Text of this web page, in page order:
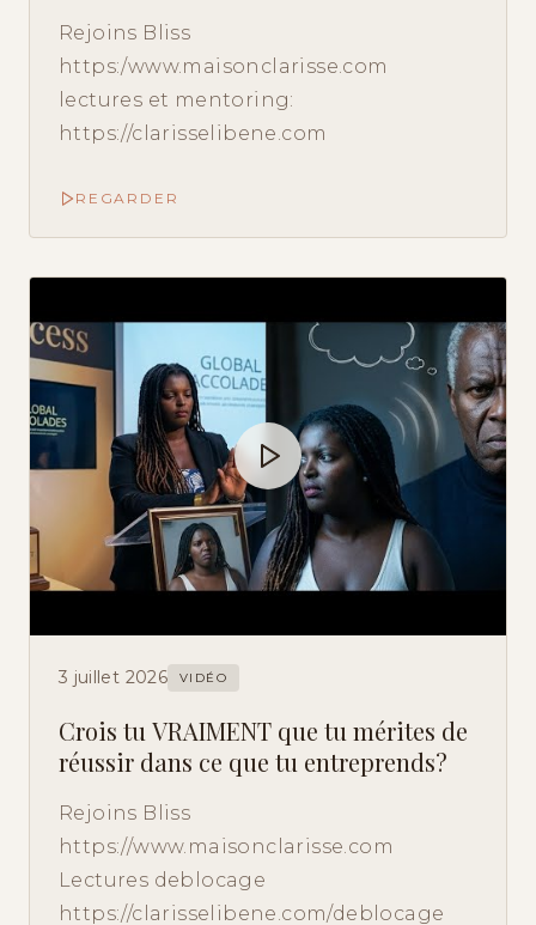
Rejoins Bliss
https:/www.maisonclarisse.com
lectures et mentoring:
https://clarisselibene.com
REGARDER
3 juillet 2026 VIDÉO
Crois tu VRAIMENT que tu mérites de
réussir dans ce que tu entreprends?
Rejoins Bliss
https://www.maisonclarisse.com
Lectures deblocage
https://clarisselibene.com/deblocage